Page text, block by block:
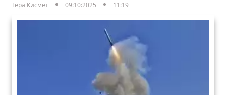
Гера Кисмет
09:10:2025 11:19